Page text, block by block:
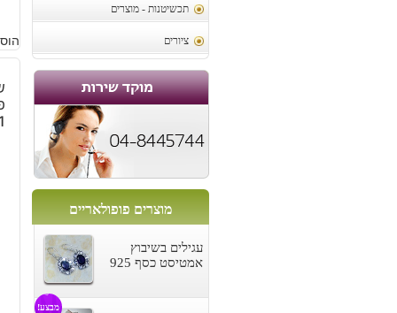
תכשיטנות - מוצרים
ציורים
מוצרים פופולאריים
עגילים בשיבוץ
אמטיסט כסף 925
מבצע!
1 קרט